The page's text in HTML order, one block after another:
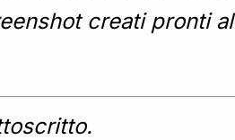
creati pronti